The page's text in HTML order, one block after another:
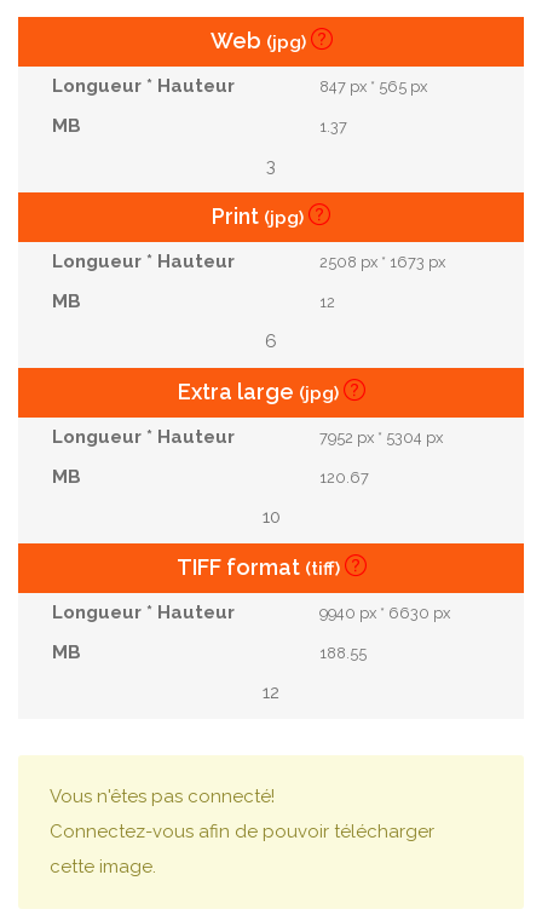
Web (jpg)
847 px * 565 px
1.37
3
Print (jpg)
2508 px * 1673 px
12
6
Extra large (jpg)
7952 px * 5304 px
120.67
10
TIFF format (tiff)
9940 px * 6630 px
188.55
12
Vous n'êtes pas connecté!
Connectez-vous afin de pouvoir télécharger
cette image.